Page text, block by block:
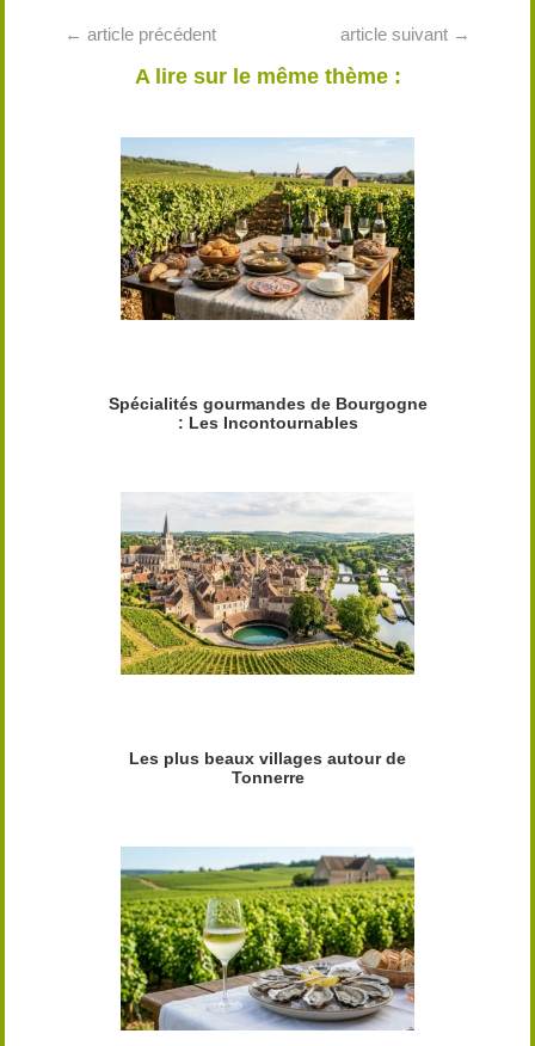
←article précédent article suivant→
A lire sur le même thème :
Spécialités gourmandes de Bourgogne
: Les Incontournables
Les plus beaux villages autour de
Tonnerre